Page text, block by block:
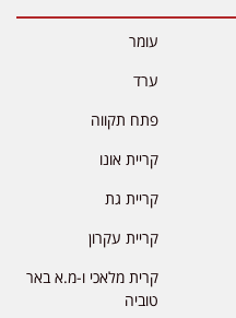
עומר
ערד
פתח תקווה
קריית אונו
קריית גת
קריית עקרון
קרית מלאכי ו-מ.א באר
טוביה